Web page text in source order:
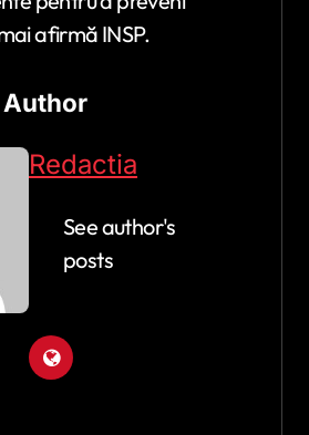
afirmă INSP.
Redactia
See author's
posts